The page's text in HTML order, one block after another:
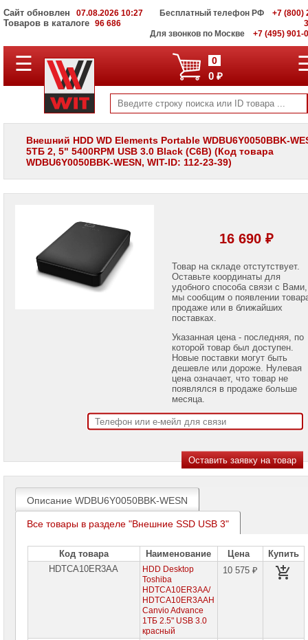
Сайт обновлен 07.08.2026 10:27
Товаров в каталоге 96 686
Бесплатный телефон РФ
+7 (800)
Для звонков по Москве
+7 (495) 901-
ПОЛНЫЙ
КАТАЛОГ
Корпоративные
серверы
WIT
Системы
хранения
данных
панели
Проекторы
Принтеры
Серверы
Brand
Пассивное
сетевое
☰ 0
0 ₽
Внешний HDD WD Elements Portable WDBU6Y0050BBK-
5ТБ 2, 5" 5400RPM USB 3.0 Black (C6B) (Код товара
WDBU6Y0050BBK-WESN, WIT-ID: 112-23-39)
16 690 ₽
Товар на складе отстутствует.
Оставьте координаты для
удобного способа связи с Вами,
мы сообщим о появлении
продаже или в ближайших
поставках.
Указанная цена - последняя, по
которой товар был доступен.
Новые поставки могут быть
дешевле или дороже. Нулевая
цена означает, что товар не
появлялся в продаже больше
месяца.
Описание WDBU6Y0050BBK-WESN
Все товары в разделе "Внешние SSD USB 3"
Код товара Наименование Цена
Купить
HDTCA10ER3AA
HDD Desktop
Toshiba
HDTCA10ER3AA/
HDTCA10ER3AAH
Canvio Advance
1ТБ 2.5" USB 3.0
красный
10 575 ₽